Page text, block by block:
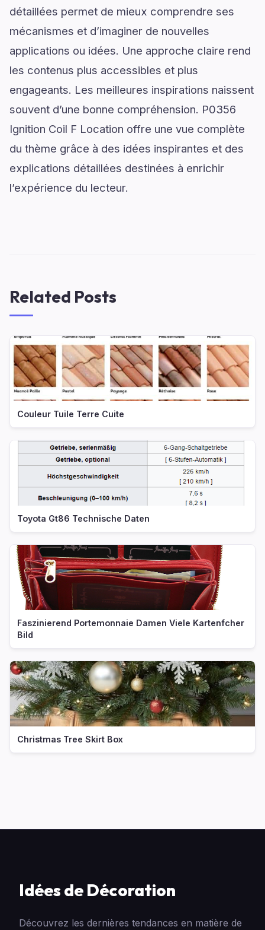
détaillées permet de mieux comprendre ses
mécanismes et d’imaginer de nouvelles
applications ou idées. Une approche claire rend
les contenus plus accessibles et plus
engageants. Les meilleures inspirations naissent
souvent d’une bonne compréhension. P0356
Ignition Coil F Location offre une vue complète
du thème grâce à des idées inspirantes et des
explications détaillées destinées à enrichir
l’expérience du lecteur.
Related Posts
Couleur Tuile Terre Cuite
Toyota Gt86 Technische Daten
Faszinierend Portemonnaie Damen Viele Kartenfcher
Bild
Christmas Tree Skirt Box
Idées de Décoration
Découvrez les dernières tendances en matière de